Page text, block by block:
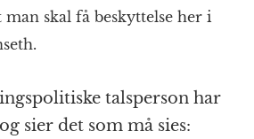
skal få beskyttelse her i
talsperson har
sier det som må sies: